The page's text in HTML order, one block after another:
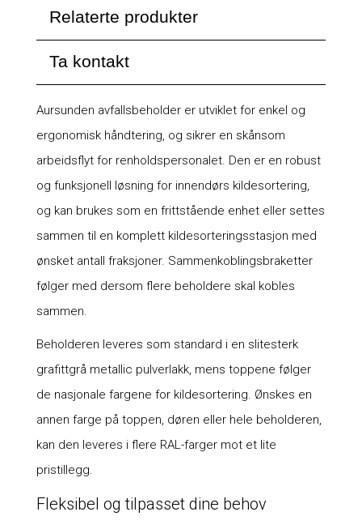
Relaterte produkter
Ta kontakt
Aursunden avfallsbeholder er utviklet for enkel og
ergonomisk håndtering, og sikrer en skånsom
arbeidsflyt for renholdspersonalet. Den er en robust
og funksjonell løsning for innendørs kildesortering,
og kan brukes som en frittstående enhet eller settes
sammen til en komplett kildesorteringsstasjon med
ønsket antall fraksjoner. Sammenkoblingsbraketter
følger med dersom flere beholdere skal kobles
sammen.
Beholderen leveres som standard i en slitesterk
grafittgrå metallic pulverlakk, mens toppene følger
de nasjonale fargene for kildesortering. Ønskes en
annen farge på toppen, døren eller hele beholderen,
kan den leveres i flere RAL-farger mot et lite
pristillegg.
Fleksibel og tilpasset dine behov